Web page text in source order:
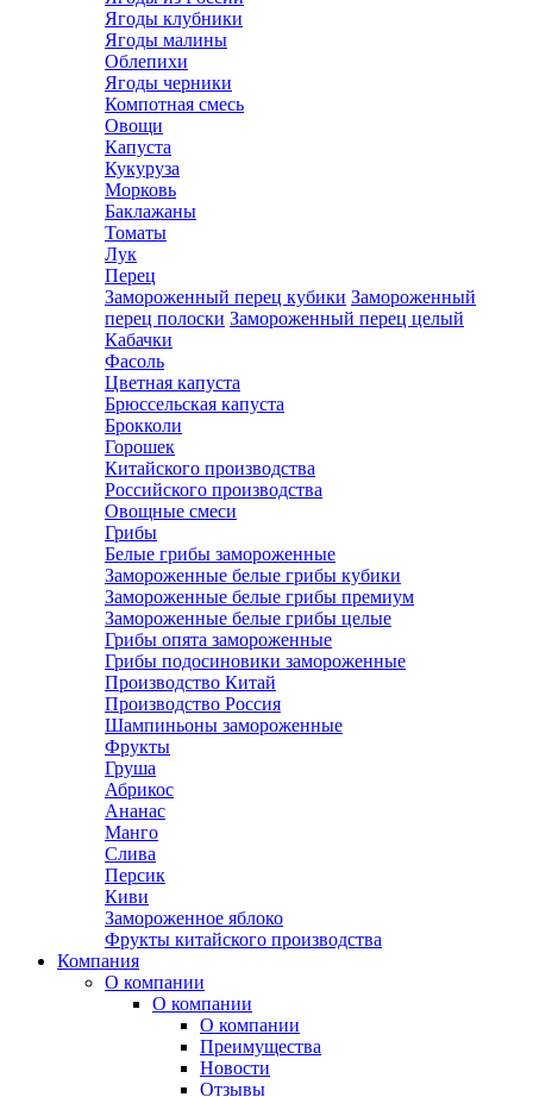
Ягоды клубники
Ягоды малины
Облепихи
Ягоды черники
Компотная смесь
Овощи
Капуста
Кукуруза
Морковь
Баклажаны
Томаты
Лук
Перец
Замороженный перец кубики Замороженный
перец полоски Замороженный перец целый
Кабачки
Фасоль
Цветная капуста
Брюссельская капуста
Брокколи
Горошек
Китайского производства
Российского производства
Овощные смеси
Грибы
Белые грибы замороженные
Замороженные белые грибы кубики
Замороженные белые грибы премиум
Замороженные белые грибы целые
Грибы опята замороженные
Грибы подосиновики замороженные
Производство Китай
Производство Россия
Шампиньоны замороженные
Фрукты
Груша
Абрикос
Ананас
Манго
Слива
Персик
Киви
Замороженное яблоко
Фрукты китайского производства
Компания
О компании
О компании
О компании
Преимущества
Новости
Отзывы